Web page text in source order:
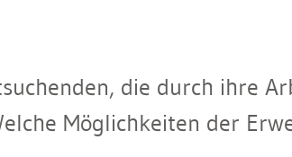
die durch ihre
Möglichkeiten der